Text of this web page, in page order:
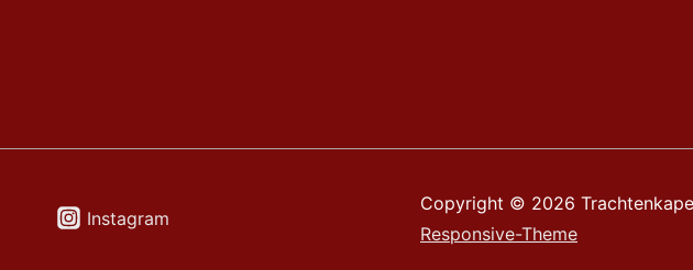
Instagram
Copyright © 2026
Responsive-Theme